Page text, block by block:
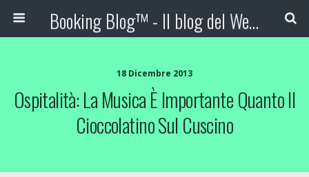
Booking Blog™ - Il blog del Web Marketing Turistico
18 Dicembre 2013
Ospitalità: La Musica È Importante Quanto Il
Cioccolatino Sul Cuscino